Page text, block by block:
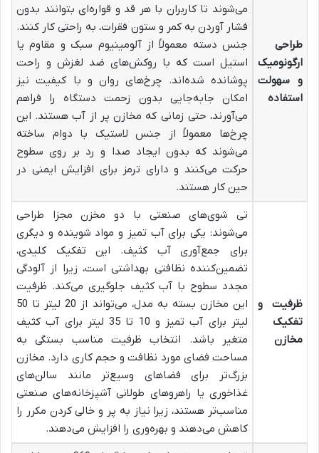
طراحی
ارگونومیک
و سهولت
استفاده
می‌شوند تا کاربران با هر قد و قواره‌ای بتوانند بدون
فشار آوردن به کمر و ستون فقرات، به راحتی کار کنند.
جنس دسته معمولاً از آلومینیوم سبک و مقاوم یا
استیل است که با روکش‌های ضد لغزش و راحت
پوشانده شده‌اند. چرخ‌های روان و با کیفیت نیز
امکان جابه‌جایی بدون زحمت دستگاه را فراهم
می‌آورند، حتی زمانی که مخازن پر از آب هستند. این
چرخ‌ها معمولاً از جنس لاستیک با دوام ساخته
می‌شوند که بدون ایجاد صدا و رد بر روی سطوح
حرکت می‌کنند و دارای ترمز برای افزایش ایمنی در
حین کار هستند.
ظرفیت و
تفکیک
مخازن
تی شوی‌های صنعتی با دو مخزن مجزا طراحی
می‌شوند: یکی برای آب تمیز و مواد شوینده و دیگری
برای جمع‌آوری آب کثیف. این تفکیک کلیدی،
تضمین‌کننده نظافتی بهداشتی است، زیرا از آلودگی
مجدد سطوح با آب کثیف جلوگیری می‌کند. ظرفیت
این مخازن بسته به مدل، می‌تواند از 20 لیتر تا 50
لیتر برای آب تمیز و 10 تا 35 لیتر برای آب کثیف
متغیر باشد. انتخاب ظرفیت مناسب بستگی به
مساحت فضای مورد نظافت و حجم کاری دارد. مخازن
بزرگ‌تر برای فضاهای وسیع‌تر مانند سالن‌های
غذاخوری یا راهروهای طولانی آشپزخانه‌های صنعتی
مناسب‌تر هستند، زیرا نیاز به پر و خالی کردن مکرر را
کاهش می‌دهند و بهره‌وری را افزایش می‌دهند.